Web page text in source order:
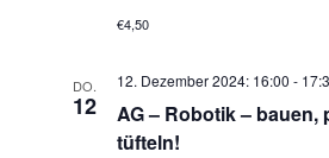
€4,50
DO.
12
AG – Robotik – bauen,
tüfteln!
12. Dezember 2024: 16:00 -